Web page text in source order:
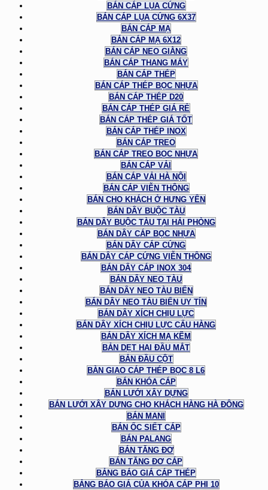
BÁN CÁP LỤA CỨNG
BÁN CÁP LỤA CỨNG 6X37
BÁN CÁP MẠ
BÁN CÁP MẠ 6X12
BÁN CÁP NEO GIẰNG
BÁN CÁP THANG MÁY
BÁN CÁP THÉP
BÁN CÁP THÉP BỌC NHỰA
BÁN CÁP THÉP D20
BÁN CÁP THÉP GIÁ RẺ
BÁN CÁP THÉP GIÁ TỐT
BÁN CÁP THÉP INOX
BÁN CÁP TREO
BÁN CÁP TREO BỌC NHỰA
BÁN CÁP VẢI
BÁN CÁP VẢI HÀ NỘI
BÁN CÁP VIỄN THÔNG
BÁN CHO KHÁCH Ở HƯNG YÊN
BÁN DÂY BUỘC TÀU
BÁN DÂY BUỘC TÀU TẠI HẢI PHÒNG
BÁN DÂY CÁP BỌC NHỰA
BÁN DÂY CÁP CỨNG
BÁN DÂY CÁP CỨNG VIỄN THÔNG
BÁN DÂY CÁP INOX 304
BÁN DÂY NEO TÀU
BÁN DÂY NEO TÀU BIỂN
BÁN DÂY NEO TÀU BIỂN UY TÍN
BÁN DÂY XÍCH CHỊU LỰC
BÁN DÂY XÍCH CHỊU LỰC CẨU HÀNG
BÁN DÂY XÍCH MẠ KẼM
BẢN DẸT HAI ĐẦU MẮT
BẢN ĐẦU CỘT
BÀN GIAO CÁP THÉP BỌC 8 L6
BÁN KHÓA CÁP
BÁN LƯỚI XÂY DỰNG
BÁN LƯỚI XÂY DỰNG CHO KHÁCH HÀNG HÀ ĐÔNG
BÁN MANI
BÁN ỐC SIẾT CÁP
BÁN PALANG
BÁN TĂNG ĐƠ
BÁN TĂNG ĐƠ CÁP
BẢNG BÁO GIÁ CÁP THÉP
BẢNG BÁO GIÁ CỦA KHÓA CÁP PHI 10